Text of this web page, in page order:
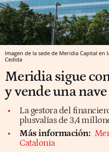
Imagen de la sede de Meridia Capital en
Cedida
Meridia sigue
y vende una
La gestora del
plusvalías de 3,4
Más información:
Catalonia